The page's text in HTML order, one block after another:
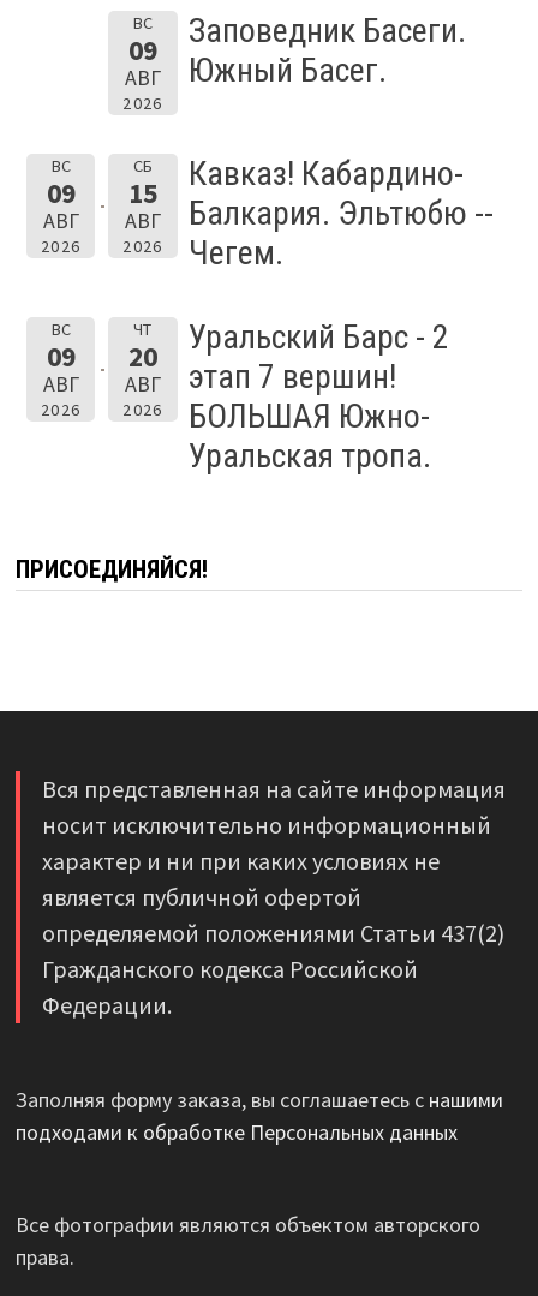
ВС
09
АВГ
2026
Заповедник Басеги.
Южный Басег.
ВС
09
АВГ
2026
СБ
15
АВГ
2026
Кавказ! Кабардино-
Балкария. Эльтюбю --
Чегем.
ВС
09
АВГ
2026
ЧТ
20
АВГ
2026
Уральский Барс - 2
этап 7 вершин!
БОЛЬШАЯ Южно-
Уральская тропа.
ПРИСОЕДИНЯЙСЯ!
Вся представленная на сайте информация
носит исключительно информационный
характер и ни при каких условиях не
является публичной офертой
определяемой положениями Статьи 437(2)
Гражданского кодекса Российской
Федерации.
Заполняя форму заказа, вы соглашаетесь с нашими
подходами к обработке Персональных данных
Все фотографии являются объектом авторского
права.